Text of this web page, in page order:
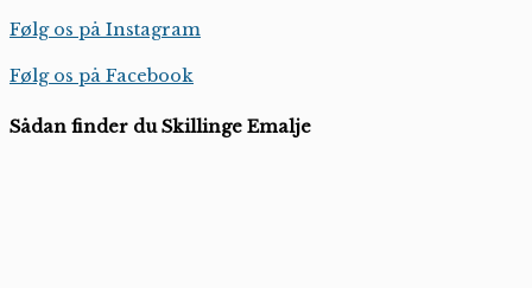
Følg os på Instagram
Følg os på Facebook
Sådan finder du Skillinge Emalje